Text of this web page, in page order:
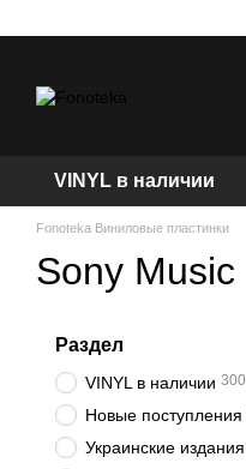
VINYL в наличии
Fonoteka Виниловые пластинки
Sony Music
Раздел
VINYL в наличии 300
Новые поступления
Украинские издания